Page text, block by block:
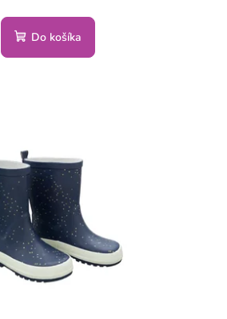
Do košíka